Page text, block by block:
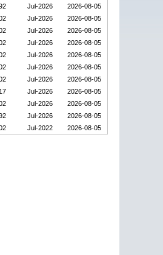
Jul-2026
2026-08-05
Jul-2026
2026-08-05
Jul-2026
2026-08-05
Jul-2026
2026-08-05
Jul-2026
2026-08-05
Jul-2026
2026-08-05
Jul-2026
2026-08-05
Jul-2026
2026-08-05
Jul-2026
2026-08-05
Jul-2026
2026-08-05
Jul-2022 2026-08-05